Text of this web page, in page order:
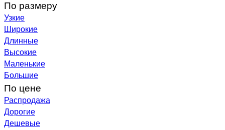
По размеру
Узкие
Широкие
Длинные
Высокие
Маленькие
Большие
По цене
Распродажа
Дорогие
Дешевые